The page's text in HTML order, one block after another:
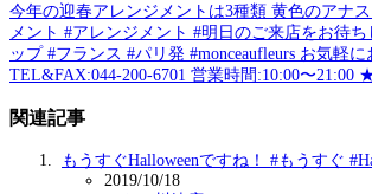
今年の迎春アレンジメントは3種類 黄色のアナ
メント #アレンジメント #明日のご来店をお待
ップ #フランス #パリ発 #monceaufleurs お
TEL&FAX:044-200-6701 営業時間:10:00〜
関連記事
もうすぐHalloweenですね！ #もうすぐ
2019/10/18